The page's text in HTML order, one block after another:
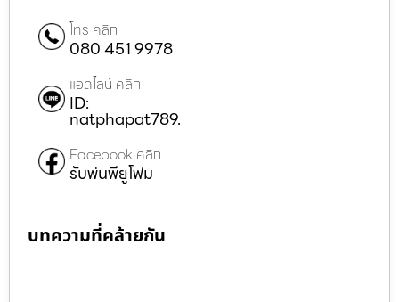
โทร คลิก
080 451 9978
แอดไลน์ คลิก
ID:
natphapat789.
Facebook คลิก
รับพ่นพียูโฟม
บทความที่คล้ายกัน